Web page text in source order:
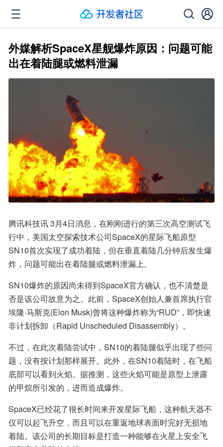
外媒解析SpaceX星舰爆炸原因：问题可能
出在着陆腿或燃料泄漏
腾讯科技讯 3月4日消息，在刚刚进行的第三次高空测试飞
行中，美国太空探索技术公司SpaceX的星际飞船原型
SN10首次实现了成功着陆，但在垂直着陆几分钟后发生爆
炸，问题可能出在着陆腿或燃料泄漏上。
SN10爆炸的原因尚未得到SpaceX官方确认，也不清楚是
否是该公司故意为之。此前，SpaceX创始人兼首席执行官
埃隆·马斯克(Elon Musk)曾将这种爆炸称为“RUD”，即快速
非计划拆卸（Rapid Unscheduled Disassembly）。
不过，在此次着陆尝试中，SN10的着陆腿似乎出现了些问
题，没有按计划那样展开。此外，在SN10着陆时，在飞船
底部可以看到火焰。据推测，这些火焰可能是原型上泄露
的甲烷所引发的，进而造成爆炸。
SpaceX已经花了很长时间来开发星际飞船，这种航天器不
仅可以起飞升空，而且可以在重返地球表面时完好无损地
着陆。该公司的长期目标是打造一种能够在火星上安全飞